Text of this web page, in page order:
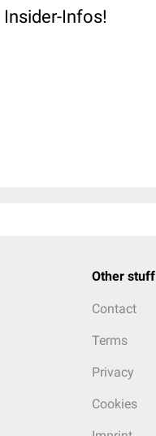
Infos!
Other stuff
Contact
Terms
Privacy
Cookies